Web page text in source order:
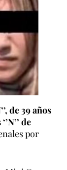
de 39 años
de
por